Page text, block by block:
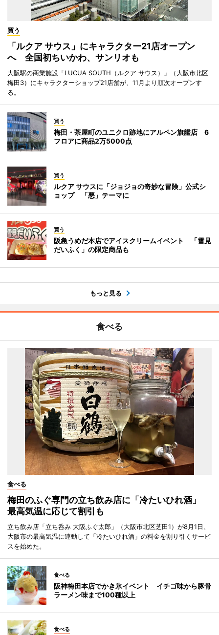
買う
「ルクア サウス」にキャラクター21店オープン
へ 全国初ちいかわ、サンリオも
大阪駅の商業施設「LUCUA SOUTH（ルクア サウス）」（大阪市北区
梅田3）にキャラクターショップ21店舗が、11月より順次オープンす
る。
買う
梅田・茶屋町のユニクロ跡地にアルペン旗艦店 6
フロアに商品2万5000点
買う
ルクア サウスに「ジョジョの奇妙な冒険」公式シ
ョップ 「悪」テーマに
買う
阪急うめだ本店でアイスクリームイベント 「雪見
だいふく」の限定商品も
もっと見る
食べる
食べる
梅田のふぐ専門の立ち飲み店に「冷たいひれ酒」
最高気温に応じて割引も
立ち飲み店「立ち呑み 大阪ふぐ太郎」（大阪市北区芝田1）が8月1日、
大阪市の最高気温に連動して「冷たいひれ酒」の料金を割り引くサービ
スを始めた。
食べる
阪神梅田本店でかき氷イベント イチゴ味から豚骨
ラーメン味まで100種以上
食べる